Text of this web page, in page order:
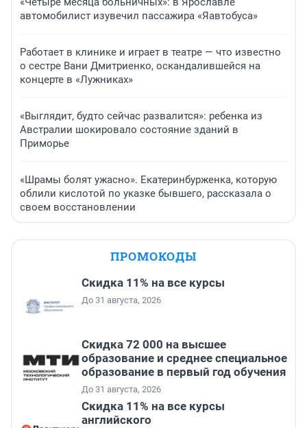
автомобилист изувечил пассажира «Яавтобуса»
Работает в клинике и играет в театре — что известно
о сестре Вани Дмитриенко, оскандалившейся на
концерте в «Лужниках»
«Выглядит, будто сейчас развалится»: ребенка из
Австралии шокировало состояние зданий в
Приморье
«Шрамы болят ужасно». Екатеринбурженка, которую
облили кислотой по указке бывшего, рассказала о
своем восстановлении
ПРОМОКОДЫ
Скидка 11% на все курсы
До 31 августа, 2026
Скидка 72 000 на высшее
образование и среднее специальное
образование в первый год обучения
До 31 августа, 2026
Скидка 11% на все курсы
английского